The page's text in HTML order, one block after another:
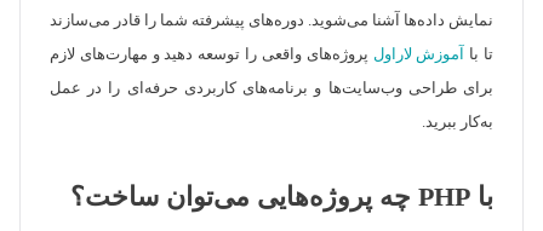
نمایش داده‌ها آشنا می‌شوید. دوره‌های پیشرفته شما را قادر می‌سازند
تا با
آموزش لاراول پروژه‌های واقعی را توسعه دهید و مهارت‌های لازم
برای طراحی وب‌سایت‌ها و برنامه‌های کاربردی حرفه‌ای را در عمل
به‌کار ببرید.
با PHP چه پروژه‌هایی می‌توان ساخت؟